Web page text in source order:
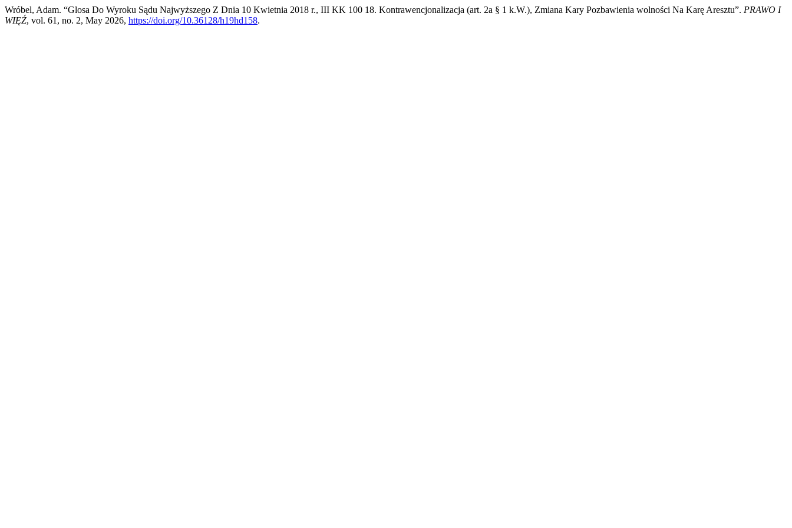
Wróbel, Adam. “Glosa Do Wyroku Sądu Najwyższego Z Dnia 10 Kwietnia 2018 r., III KK 100 18. Kontrawencjonalizacja (art. 2a § 1 k.W.), Zmiana Kary Pozbawienia wolności Na Karę Aresztu”. PRAWO I
WIĘŹ, vol. 61, no. 2, May 2026, https://doi.org/10.36128/h19hd158.